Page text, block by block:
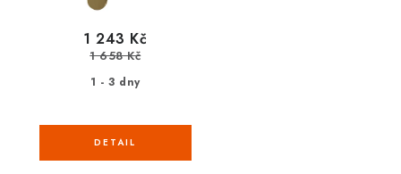
1 - 3 dny
1 243 Kč
1 658 Kč